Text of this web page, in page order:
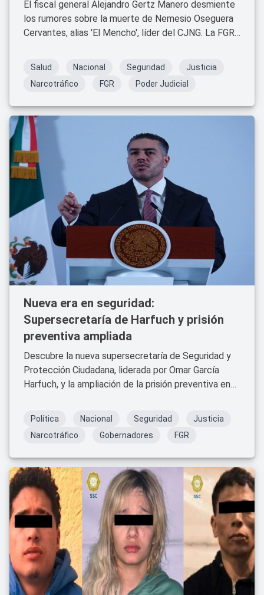
El fiscal general Alejandro Gertz Manero desmiente
los rumores sobre la muerte de Nemesio Oseguera
Cervantes, alias 'El Mencho', líder del CJNG. La FGR
Salud Nacional Seguridad
Justicia
Narcotráfico
FGR Poder Judicial
Nueva era en seguridad:
Supersecretaría de Harfuch y prisión
preventiva ampliada
Descubre la nueva supersecretaría de Seguridad y
Protección Ciudadana, liderada por Omar García
Harfuch, y la ampliación de la prisión preventiva en
Política Nacional Seguridad
Justicia
Narcotráfico
Gobernadores FGR